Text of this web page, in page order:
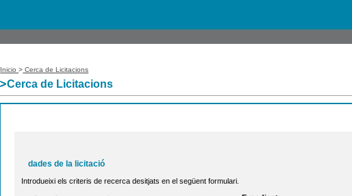
Inicio> Cerca de Licitacions
Cerca de Licitacions
Introdueixi els criteris de recerca desitjats en el següent formulari.
dades de la licitació